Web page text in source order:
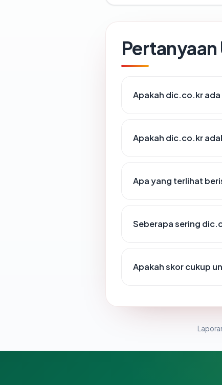
Apakah dic.co.kr
Apakah dic.co.kr
Apa yang terlihat
Seberapa sering
Apakah skor cukup